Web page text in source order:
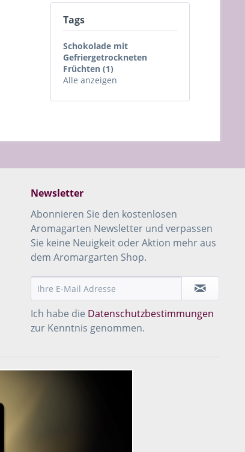
Tags
Schokolade mit
Gefriergetrockneten
Früchten (1)
Alle anzeigen
Newsletter
Abonnieren Sie den kostenlosen
Aromagarten Newsletter und verpassen
Sie keine Neuigkeit oder Aktion mehr aus
dem Aromargarten Shop.
Ich habe die Datenschutzbestimmungen
zur Kenntnis genommen.